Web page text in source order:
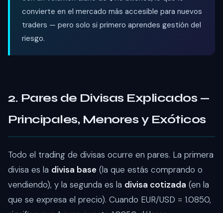
convierte en el mercado más accesible para nuevos
traders — pero solo si primero aprendes gestión del
riesgo.
2. Pares de Divisas Explicados —
Principales, Menores y Exóticos
Todo el trading de divisas ocurre en pares. La primera
divisa es la divisa base (la que estás comprando o
vendiendo), y la segunda es la divisa cotizada (en la
que se expresa el precio). Cuando EUR/USD = 1.0850,